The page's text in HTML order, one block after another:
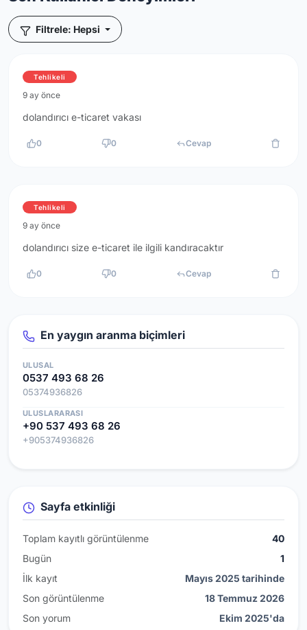
Filtrele: Hepsi
Tehlikeli
9 ay önce
dolandırıcı e-ticaret vakası
0 0 Cevap
Tehlikeli
9 ay önce
dolandırıcı size e-ticaret ile ilgili kandıracaktır
0 0 Cevap
En yaygın aranma biçimleri
ULUSAL
0537 493 68 26
05374936826
ULUSLARARASI
+90 537 493 68 26
+905374936826
Sayfa etkinliği
Toplam kayıtlı görüntülenme
40
Bugün
1
İlk kayıt
Mayıs 2025 tarihinde
Son görüntülenme
18 Temmuz 2026
Son yorum
Ekim 2025'da